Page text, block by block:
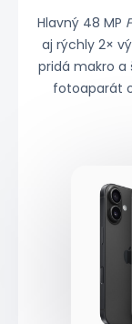
Hlavný 48 MP
aj rýchly 2×
pridá makro a
fotoaparát